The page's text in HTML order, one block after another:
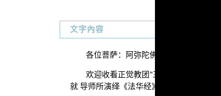
文字內容
各位菩萨：阿弥陀佛！
欢迎收看正觉教团“三乘菩提之法华经
就 导师所演绎《法华经》的真义，进一步